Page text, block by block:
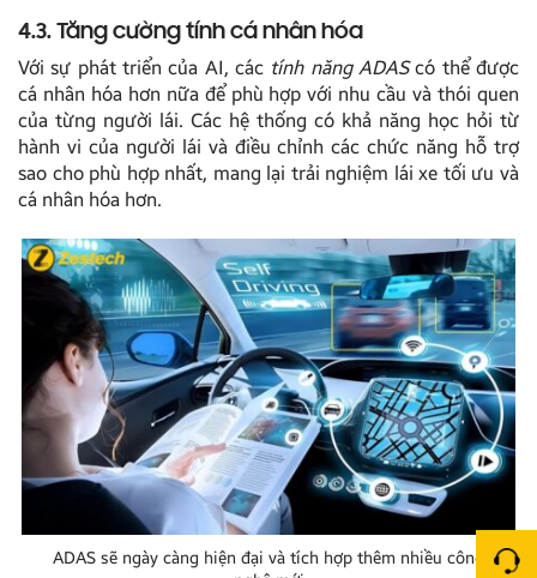
4.3. Tăng cường tính cá nhân hóa
Với sự phát triển của AI, các tính năng ADAScó thể được
cá nhân hóa hơn nữa để phù hợp với nhu cầu và thói quen
của từng người lái. Các hệ thống có khả năng học hỏi từ
hành vi của người lái và điều chỉnh các chức năng hỗ trợ
sao cho phù hợp nhất, mang lại trải nghiệm lái xe tối ưu và
cá nhân hóa hơn.
ADAS sẽ ngày càng hiện đại và tích hợp thêm nhiều công